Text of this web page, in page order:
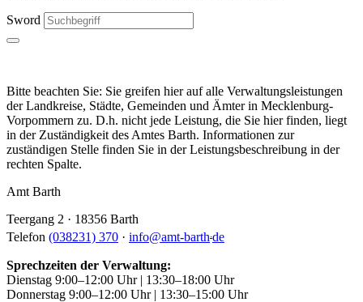
Sword
Bitte beachten Sie: Sie greifen hier auf alle Verwaltungsleistungen
der Landkreise, Städte, Gemeinden und Ämter in Mecklenburg-
Vorpommern zu. D.h. nicht jede Leistung, die Sie hier finden, liegt
in der Zuständigkeit des Amtes Barth. Informationen zur
zuständigen Stelle finden Sie in der Leistungsbeschreibung in der
rechten Spalte.
Amt Barth
Teergang 2 · 18356 Barth
Telefon (038231) 370 · info@amt-barthde
Sprechzeiten der Verwaltung:
Dienstag 9:00–12:00 Uhr | 13:30–18:00 Uhr
Donnerstag 9:00–12:00 Uhr | 13:30–15:00 Uhr